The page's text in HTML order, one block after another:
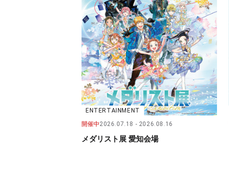
ENTERTAINMENT
開催中2026.07.18 2026.08.16
メダリスト展 愛知会場